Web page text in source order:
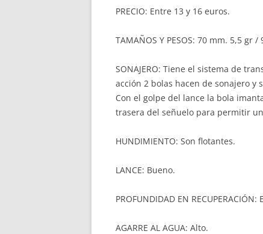
PRECIO: Entre 13 y 16 euros.
TAMAÑOS Y PESOS: 70 mm. 5,5
SONAJERO: Tiene el sistema de
acción 2 bolas hacen de sonajero
Con el golpe del lance la bola
trasera del señuelo para permitir
HUNDIMIENTO: Son flotantes.
LANCE: Bueno.
PROFUNDIDAD EN
AGARRE AL AGUA: Alto.